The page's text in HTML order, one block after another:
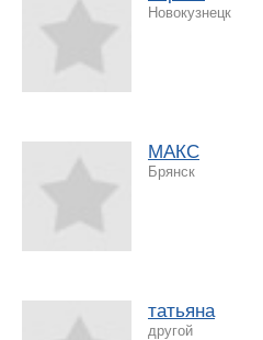
Новокузнецк
МАКС
Брянск
татьяна
другой